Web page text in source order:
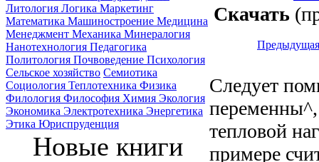
Литология Логика Маркетинг
Математика Машиностроение Медицина
Менеджмент Механика Минералогия
Нанотехнология Педагогика
Политология Почвоведение Психология
Сельское хозяйство Семиотика
Социология Теплотехника Физика
Филология Философия Химия Экология
Экономика Электротехника Энергетика
Этика Юриспруденция
Новые книги
Скачать
Предыдущая
Следует
переменны^,
тепловой
примере